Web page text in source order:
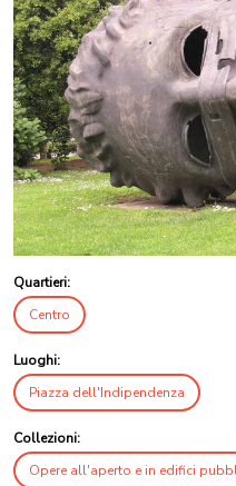
Quartieri:
Centro
Luoghi:
Piazza dell'Indipendenza
Collezioni:
Opere all'aperto e in edifici